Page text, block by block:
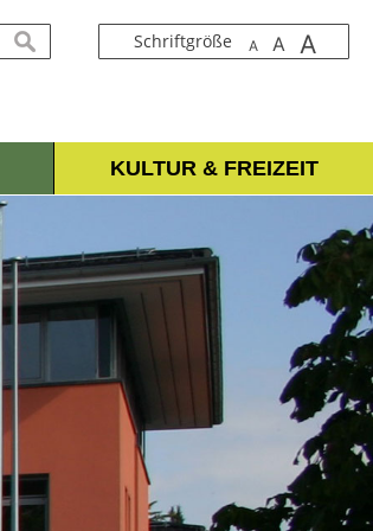
Schriftgröße A A A
suchen
KULTUR & FREIZEIT